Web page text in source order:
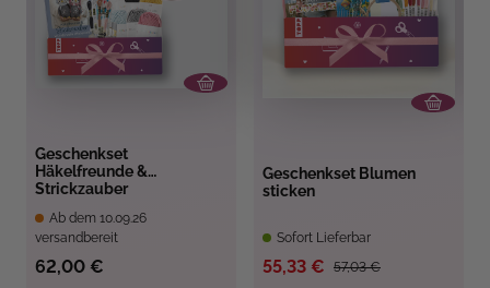
Geschenkset
Häkelfreunde &
Strickzauber
Ab dem 10.09.26
versandbereit
62,00 €
Geschenkset Blumen
sticken
Sofort Lieferbar
57,03 €
55,33 €